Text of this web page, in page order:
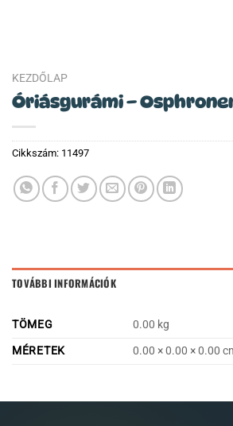
KEZDŐLAP
Óriásgurámi –
Cikkszám: 11497
TOVÁBBI INFORMÁCIÓK
TÖMEG
0.00 kg
MÉRETEK
0.00 × 0.00 × 0.00